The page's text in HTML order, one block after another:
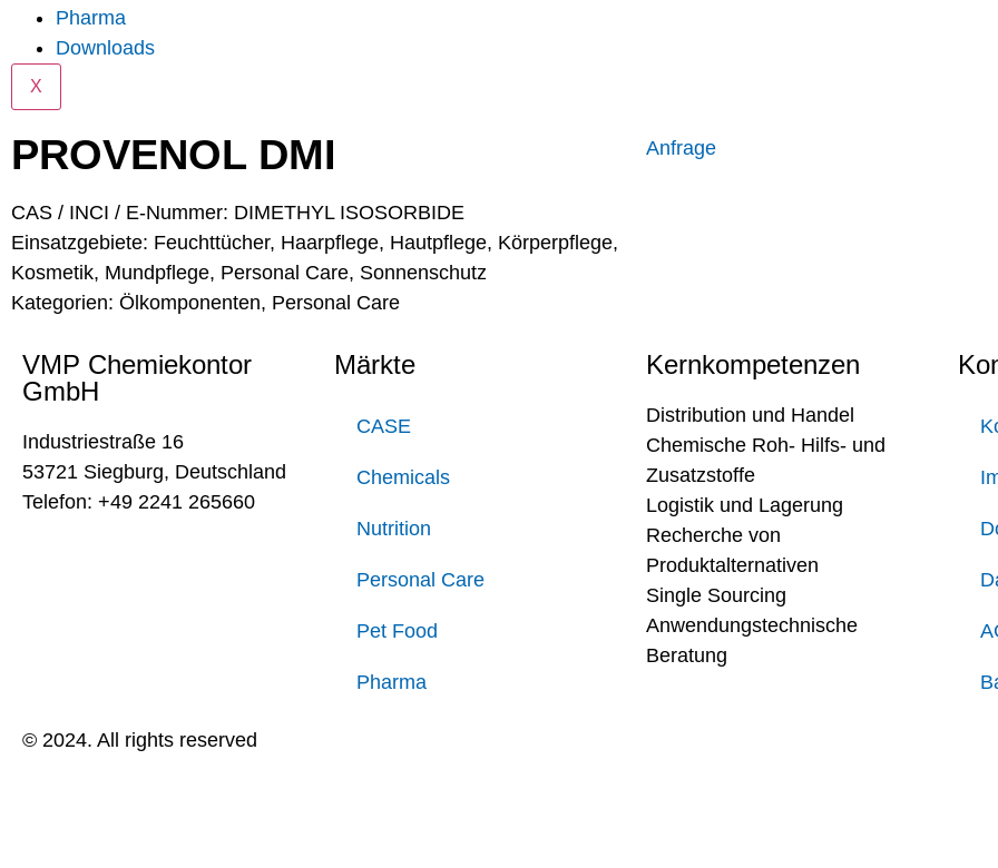
Pharma
Downloads
X
PROVENOL DMI
CAS / INCI / E-Nummer: DIMETHYL ISOSORBIDE
Einsatzgebiete: Feuchttücher, Haarpflege, Hautpflege, Körperpflege,
Kosmetik, Mundpflege, Personal Care, Sonnenschutz
Kategorien: Ölkomponenten, Personal Care
Anfrage
VMP Chemiekontor
GmbH
Industriestraße 16
53721 Siegburg, Deutschland
Telefon: +49 2241 265660
Märkte
CASE
Chemicals
Nutrition
Personal Care
Pet Food
Pharma
Kernkompetenzen
Distribution und Handel
Chemische Roh- Hilfs- und
Zusatzstoffe
Logistik und Lagerung
Recherche von
Produktalternativen
Single Sourcing
Anwendungstechnische
Beratung
© 2024. All rights reserved